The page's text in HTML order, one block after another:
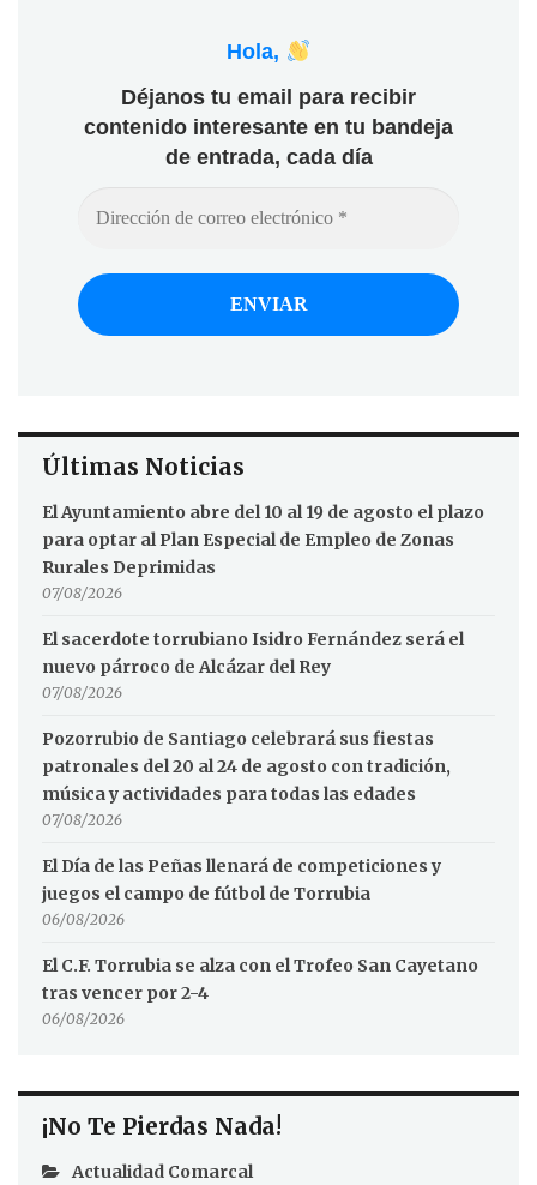
Hola,
Déjanos tu email para recibir
contenido interesante en tu bandeja
de entrada, cada día
Últimas Noticias
El Ayuntamiento abre del 10 al 19 de agosto el plazo
para optar al Plan Especial de Empleo de Zonas
Rurales Deprimidas
07/08/2026
El sacerdote torrubiano Isidro Fernández será el
nuevo párroco de Alcázar del Rey
07/08/2026
Pozorrubio de Santiago celebrará sus fiestas
patronales del 20 al 24 de agosto con tradición,
música y actividades para todas las edades
07/08/2026
El Día de las Peñas llenará de competiciones y
juegos el campo de fútbol de Torrubia
06/08/2026
El C.F. Torrubia se alza con el Trofeo San Cayetano
tras vencer por 2-4
06/08/2026
¡No Te Pierdas Nada!
Actualidad Comarcal